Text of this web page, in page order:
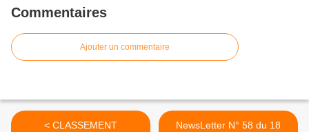
Commentaires
Ajouter un commentaire
< CLASSEMENT
NewsLetter N° 58 du 18